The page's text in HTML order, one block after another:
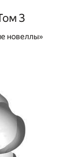
3
новеллы»